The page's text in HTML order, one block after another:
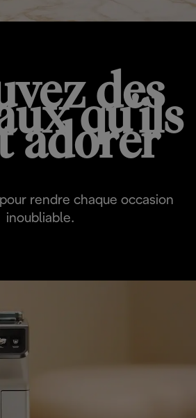
des
qu'ils
adorer
rendre chaque occasion
inoubliable.